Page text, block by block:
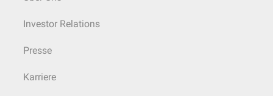
Investor Relations
Presse
Karriere